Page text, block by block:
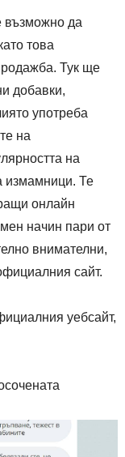
възможно да
това
Тук ще
добавки,
употреба
на
на
измамници. Те
онлайн
начин пари от
внимателни,
сайт.
уебсайт,